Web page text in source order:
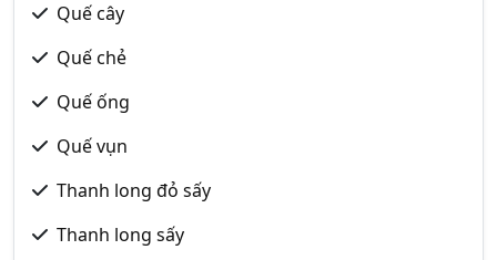
Quế cây
Quế chẻ
Quế ống
Quế vụn
Thanh long đỏ sấy
Thanh long sấy